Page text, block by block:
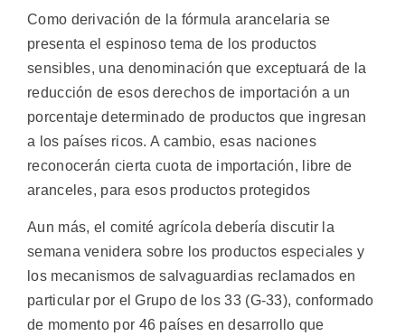
Como derivación de la fórmula arancelaria se
presenta el espinoso tema de los productos
sensibles, una denominación que exceptuará de la
reducción de esos derechos de importación a un
porcentaje determinado de productos que ingresan
a los países ricos. A cambio, esas naciones
reconocerán cierta cuota de importación, libre de
aranceles, para esos productos protegidos
Aun más, el comité agrícola debería discutir la
semana venidera sobre los productos especiales y
los mecanismos de salvaguardias reclamados en
particular por el Grupo de los 33 (G-33), conformado
de momento por 46 países en desarrollo que